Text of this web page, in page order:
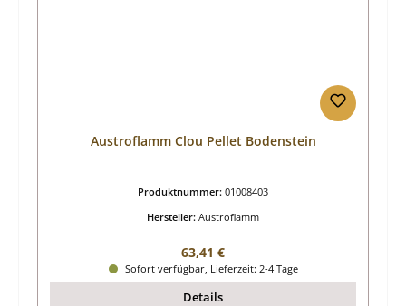
Austroflamm Clou Pellet Bodenstein
Produktnummer: 01008403
Hersteller: Austroflamm
Regulärer Preis:
63,41 €
Sofort verfügbar, Lieferzeit: 2-4 Tage
Details